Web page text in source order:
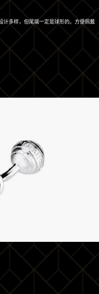
计多样，但尾端一定是球形的。方便佩戴